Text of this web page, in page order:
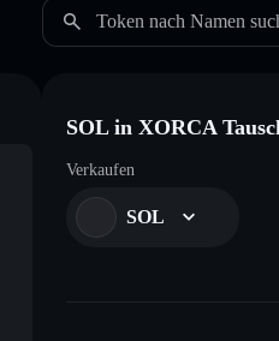
Token nach Namen
SOL in XORCA
Verkaufen
SOL